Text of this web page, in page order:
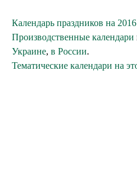
Календарь праздников на
Производственные календари
Украине, в России.
Тематические календари на